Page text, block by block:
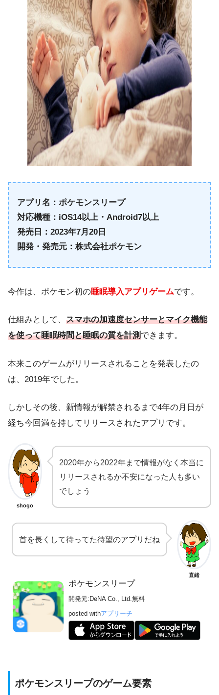
アプリ名：ポケモンスリープ
対応機種：iOS14以上・Android7以上
発売日：2023年7月20日
開発・発売元：株式会社ポケモン
今作は、ポケモン初の睡眠導入アプリゲームです。
仕組みとして、 スマホの加速度センサーとマイク機能
を使って睡眠時間と睡眠の質を計測できます。
本来このゲームがリリースされることを発表したの
は、2019年でした。
しかしその後、新情報が解禁されるまで4年の月日が
経ち今回満を持してリリースされたアプリです。
shogo
2020年から2022年まで情報がなく本当に
リリースされるか不安になった人も多い
でしょう
直緒
首を長くして待ってた待望のアプリだね
ポケモンスリープ
開発元: DeNA Co., Ltd.無料
posted withアプリーチ
ポケモンスリープのゲーム要素